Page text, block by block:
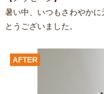
暑い中、いつもさわやか
とうございました。
AFTER